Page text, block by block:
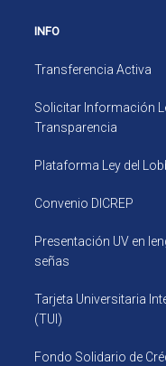
INFO
Transferencia Activa
Solicitar Información
Transparencia
Plataforma Ley del
Convenio DICREP
Presentación UV en
señas
Tarjeta Universitaria
(TUI)
Fondo Solidario de